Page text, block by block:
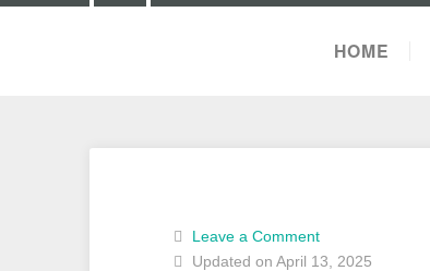
HOME
Leave a Comment
Updated on April 13, 2025